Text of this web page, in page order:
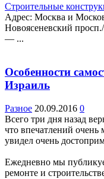
Строительные
Адрес: Москва и
Новоясеневский
— ...
Особенности
Израиль
Разное 20.09.2016 0
Всего три дня назад
что впечатлений очень
увидел очень
Ежедневно мы
ремонте и